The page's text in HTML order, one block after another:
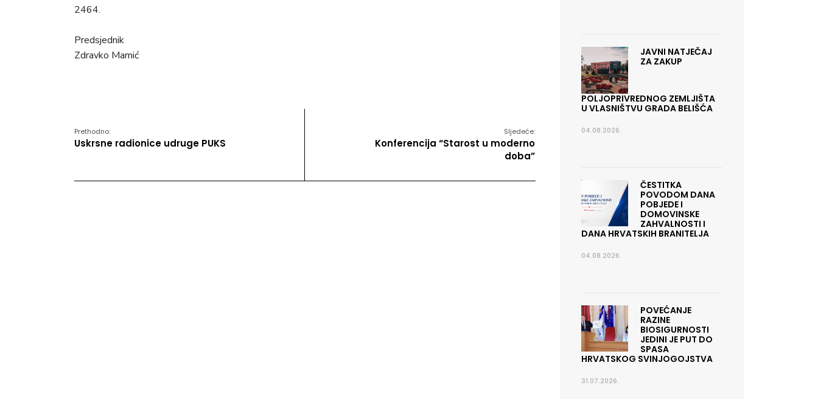
2464.
Predsjednik
Zdravko Mamić
Prethodno:
Uskrsne radionice udruge PUKS
Sljedeće:
Konferencija “Starost u moderno
doba”
JAVNI NATJEČAJ
ZA ZAKUP
POLJOPRIVREDNOG ZEMLJIŠTA
U VLASNIŠTVU GRADA BELIŠĆA
04.08.2026.
ČESTITKA
POVODOM DANA
POBJEDE I
DOMOVINSKE
ZAHVALNOSTI I
DANA HRVATSKIH BRANITELJA
04.08.2026.
POVEĆANJE
RAZINE
BIOSIGURNOSTI
JEDINI JE PUT DO
SPASA
HRVATSKOG SVINJOGOJSTVA
31.07.2026.